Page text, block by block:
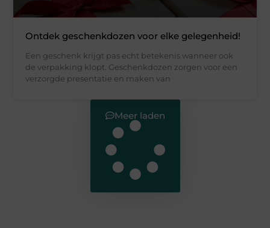
Ontdek geschenkdozen voor elke gelegenheid!
Een geschenk krijgt pas echt betekenis wanneer ook
de verpakking klopt. Geschenkdozen zorgen voor een
verzorgde presentatie en maken van
Meer laden